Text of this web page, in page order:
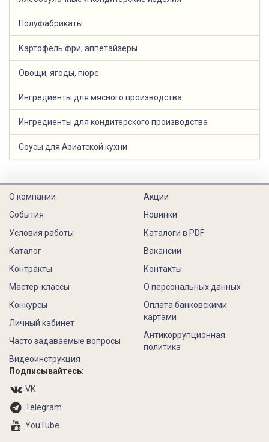
Полуфабрикаты
Картофель фри, аппетайзеры
Овощи, ягоды, пюре
Ингредиенты для мясного производства
Ингредиенты для кондитерского производства
Соусы для Азиатской кухни
О компании
События
Условия работы
Каталог
Контракты
Акции
Новинки
Каталоги в PDF
Вакансии
Контакты
Мастер-классы
Конкурсы
Личный кабинет
Часто задаваемые вопросы
Видеоинструкция
О персональных данных
Оплата банковскими
картами
Антикоррупционная
политика
Подписывайтесь:
VK
Telegram
YouTube